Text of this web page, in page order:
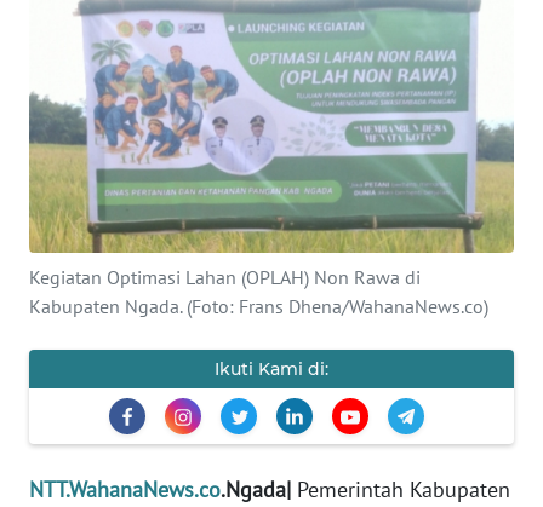
Kegiatan Optimasi Lahan (OPLAH) Non Rawa di
Kabupaten Ngada. (Foto: Frans Dhena/WahanaNews.co)
Ikuti Kami di:
NTT.WahanaNews.co.Ngada| Pemerintah Kabupaten
BAJO
Informasi
INDEKS
BERITA
KONTAK
KAMI
KAMI